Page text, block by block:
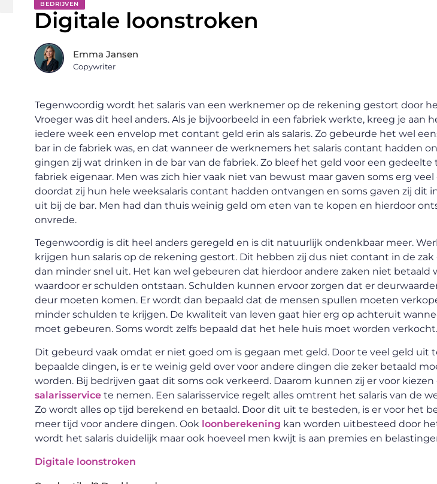
BEDRIJVEN
Digitale loonstroken
Emma Jansen
Copywriter
Tegenwoordig wordt het salaris van een werknemer op de rekening gestort door
Vroeger was dit heel anders. Als je bijvoorbeeld in een fabriek werkte, kreeg je aan
iedere week een envelop met contant geld erin als salaris. Zo gebeurde het wel
bar in de fabriek was, en dat wanneer de werknemers het salaris contant hadden
gingen zij wat drinken in de bar van de fabriek. Zo bleef het geld voor een gedeelte
fabriek eigenaar. Men was zich hier vaak niet van bewust maar gaven soms erg
doordat zij hun hele weeksalaris contant hadden ontvangen en soms gaven zij dit
uit bij de bar. Men had dan thuis weinig geld om eten van te kopen en hierdoor
onvrede.
Tegenwoordig is dit heel anders geregeld en is dit natuurlijk ondenkbaar meer.
krijgen hun salaris op de rekening gestort. Dit hebben zij dus niet contant in de zak
dan minder snel uit. Het kan wel gebeuren dat hierdoor andere zaken niet betaald
waardoor er schulden ontstaan. Schulden kunnen ervoor zorgen dat er
deur moeten komen. Er wordt dan bepaald dat de mensen spullen moeten
minder schulden te krijgen. De kwaliteit van leven gaat hier erg op achteruit
moet gebeuren. Soms wordt zelfs bepaald dat het hele huis moet worden verkocht.
Dit gebeurd vaak omdat er niet goed om is gegaan met geld. Door te veel geld uit
bepaalde dingen, is er te weinig geld over voor andere dingen die zeker betaald
worden. Bij bedrijven gaat dit soms ook verkeerd. Daarom kunnen zij er voor kiezen
salarisservice te nemen. Een salarisservice regelt alles omtrent het salaris van de
Zo wordt alles op tijd berekend en betaald. Door dit uit te besteden, is er voor het
meer tijd voor andere dingen. Ook loonberekening kan worden uitbesteed door
wordt het salaris duidelijk maar ook hoeveel men kwijt is aan premies en
Digitale loonstroken